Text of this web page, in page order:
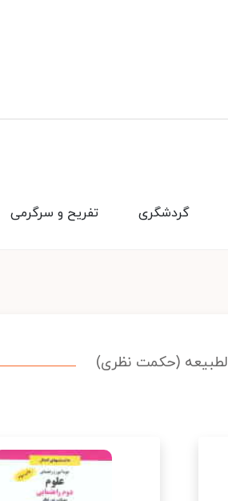
تفریح و سرگرمی گردشگری
(حکمت نظری)